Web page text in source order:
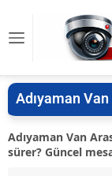
Adıyaman
Adıyaman Van
sürer? Güncel